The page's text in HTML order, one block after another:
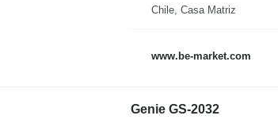
Chile, Casa Matriz
www.be-market.com
Genie GS-2032